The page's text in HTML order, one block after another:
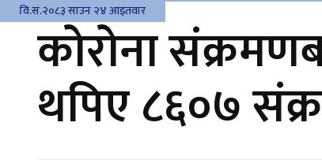
वि.सं.२०८३ साउन २४ आइतवार
कोरोना
थपिए ८६०७